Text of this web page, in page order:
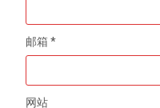
邮箱*
网站